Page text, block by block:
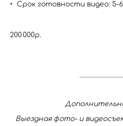
Срок готовности видео: 5-
200 000р.
Выездная фото- и